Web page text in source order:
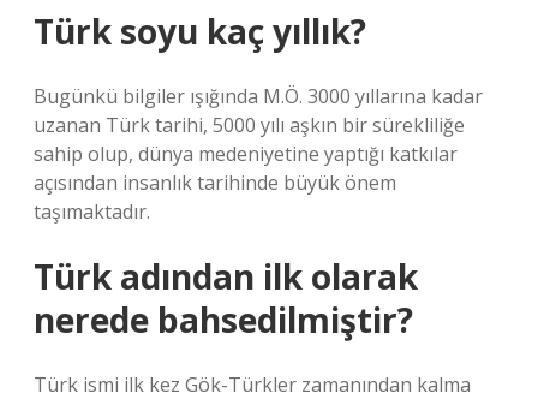
Türk soyu kaç yıllık?
Bugünkü bilgiler ışığında M.Ö. 3000 yıllarına kadar
uzanan Türk tarihi, 5000 yılı aşkın bir sürekliliğe
sahip olup, dünya medeniyetine yaptığı katkılar
açısından insanlık tarihinde büyük önem
taşımaktadır.
Türk adından ilk olarak
nerede bahsedilmiştir?
Türk ismi ilk kez Gök-Türkler zamanından kalma